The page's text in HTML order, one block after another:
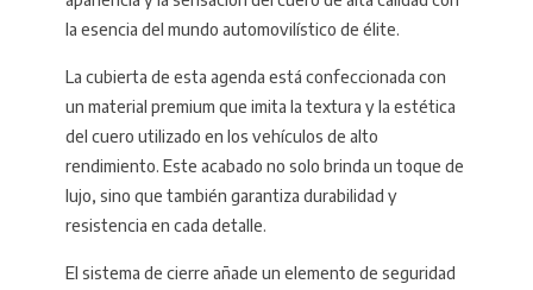
la esencia del mundo automovilístico de élite.
La cubierta de esta agenda está confeccionada con
un material premium que imita la textura y la estética
del cuero utilizado en los vehículos de alto
rendimiento. Este acabado no solo brinda un toque de
lujo, sino que también garantiza durabilidad y
resistencia en cada detalle.
El sistema de cierre añade un elemento de seguridad